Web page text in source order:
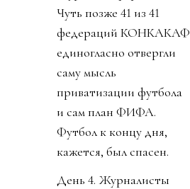
Чуть позже 41 из 41
федераций КОНКАКАФ
единогласно отвергли
саму мысль
приватизации футбола
и сам план ФИФА.
Футбол к концу дня,
кажется, был спасен.
День 4. Журналисты